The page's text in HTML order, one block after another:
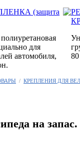
(защита
для
автомобиля,
/ КРЕПЛЕНИЯ ДЛЯ
на